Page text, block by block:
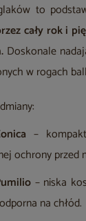
to
cały rok i
Doskonale
w rogach
–
ochrony przed
– niska
na chłód.